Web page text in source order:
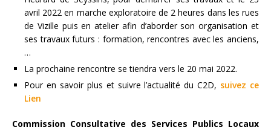
avril 2022 en marche exploratoire de 2 heures dans les rues
de Vizille puis en atelier afin d’aborder son organisation et
ses travaux futurs : formation, rencontres avec les anciens,
…
La prochaine rencontre se tiendra vers le 20 mai 2022.
Pour en savoir plus et suivre l’actualité du C2D, suivez ce
Lien
Commission Consultative des Services Publics Locaux